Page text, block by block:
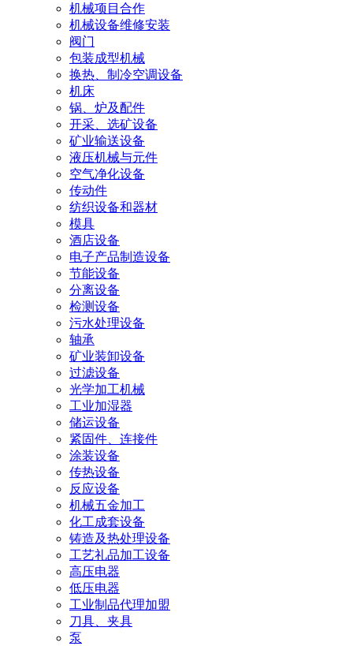
机械项目合作
机械设备维修安装
阀门
包装成型机械
换热、制冷空调设备
机床
锅、炉及配件
开采、选矿设备
矿业输送设备
液压机械与元件
空气净化设备
传动件
纺织设备和器材
模具
酒店设备
电子产品制造设备
节能设备
分离设备
检测设备
污水处理设备
轴承
矿业装卸设备
过滤设备
光学加工机械
工业加湿器
储运设备
紧固件、连接件
涂装设备
传热设备
反应设备
机械五金加工
化工成套设备
铸造及热处理设备
工艺礼品加工设备
高压电器
低压电器
工业制品代理加盟
刀具、夹具
泵